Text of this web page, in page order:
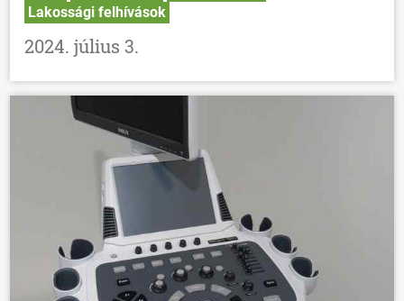
Lakossági felhívások
2024. július 3.